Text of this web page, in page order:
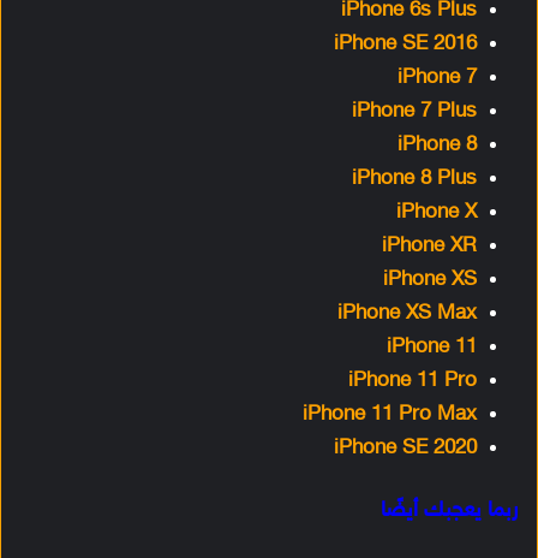
iPhone 6s Plus
iPhone SE 2016
iPhone 7
iPhone 7 Plus
iPhone 8
iPhone 8 Plus
iPhone X
iPhone XR
iPhone XS
iPhone XS Max
iPhone 11
iPhone 11 Pro
iPhone 11 Pro Max
iPhone SE 2020
ربما يعجبك أيضًا